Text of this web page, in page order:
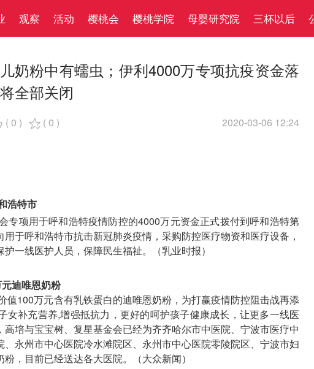
观察 活动 樱桃会 樱桃学院 母婴研究院 三杯以后
奶粉中有蠕虫；伊利4000万专项抗疫资金落
全部关闭
(0 )  (0 ) 2020-03-06 12:24
浩特市
专项用于呼和浩特疫情防控的4000万元资金正式拨付到呼和浩特第
于呼和浩特市抗击新冠肺炎疫情，采购防控医疗物资和医疗设备，
一线医护人员，保障民生福祉。（乳业时报）
迪唯恩奶粉
值100万元含有乳铁蛋白的迪唯恩奶粉，为打赢疫情防控阻击战再添
女补充营养,增强抵抗力，更好的呵护孩子健康成长，让更多一线医
培与宝宝树、复星基金会已经为齐齐哈尔市中医院、宁波市医疗中
永州市中心医院冷水滩院区、永州市中心医院零陵院区、宁波市妇
，目前已经送达各大医院。（大众新闻）